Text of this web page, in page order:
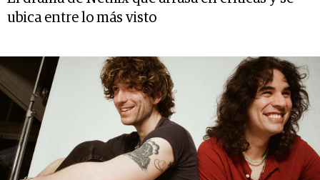
ubica entre lo más visto